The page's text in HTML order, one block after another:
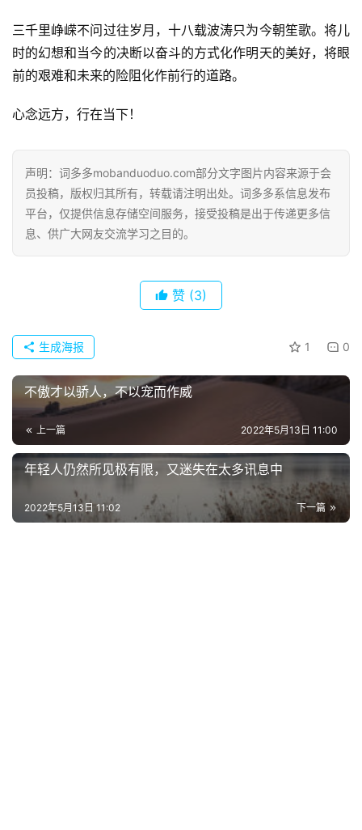
词
好
句
经
词
今
诗
用
贺
词
网
络
热
登录
三千里峥嵘不问过往岁月，十八载波涛只为今朝笙歌。将儿
时的幻想和当今的决断以奋斗的方式化作明天的美好，将眼
前的艰难和未来的险阻化作前行的道路。
心念远方，行在当下！
声明：词多多mobanduoduo.com部分文字图片内容来源于会
员投稿，版权归其所有，转载请注明出处。词多多系信息发布
平台，仅提供信息存储空间服务，接受投稿是出于传递更多信
息、供广大网友交流学习之目的。
赞 (3)
1 0
生成海报
不傲才以骄人，不以宠而作威
上一篇 2022年5月13日 11:00
年轻人仍然所见极有限，又迷失在太多讯息中
下一篇
2022年5月13日 11:02